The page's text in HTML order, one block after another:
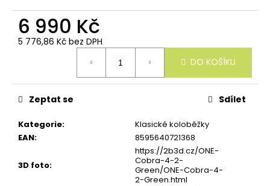
6 990 Kč
5 776,86 Kč bez DPH
DO KOŠÍKU
Kategorie:
Klasické koloběžky
EAN: 8595640721368
3D foto:
https://2b3d.cz/ONE-
Cobra-4-2-
Green/ONE-Cobra-4-
2-Green.html
Zeptat se Sdílet
o
u
m